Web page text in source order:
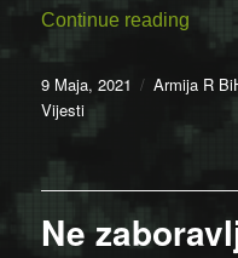
Continue reading
Posted
on
9 Maja, 2021 Categories
Armija R
Vijesti
Ne